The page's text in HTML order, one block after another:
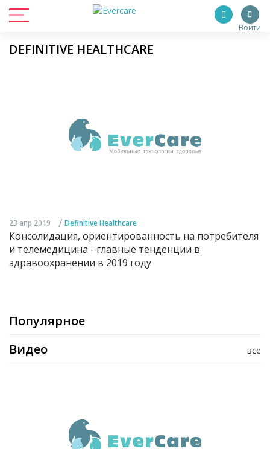
Войти
DEFINITIVE HEALTHCARE
23 апр 2019 / Definitive Healthcare
Консолидация, ориентированность на потребителя
и телемедицина - главные тенденции в
здравоохранении в 2019 году
Популярное
все
Видео